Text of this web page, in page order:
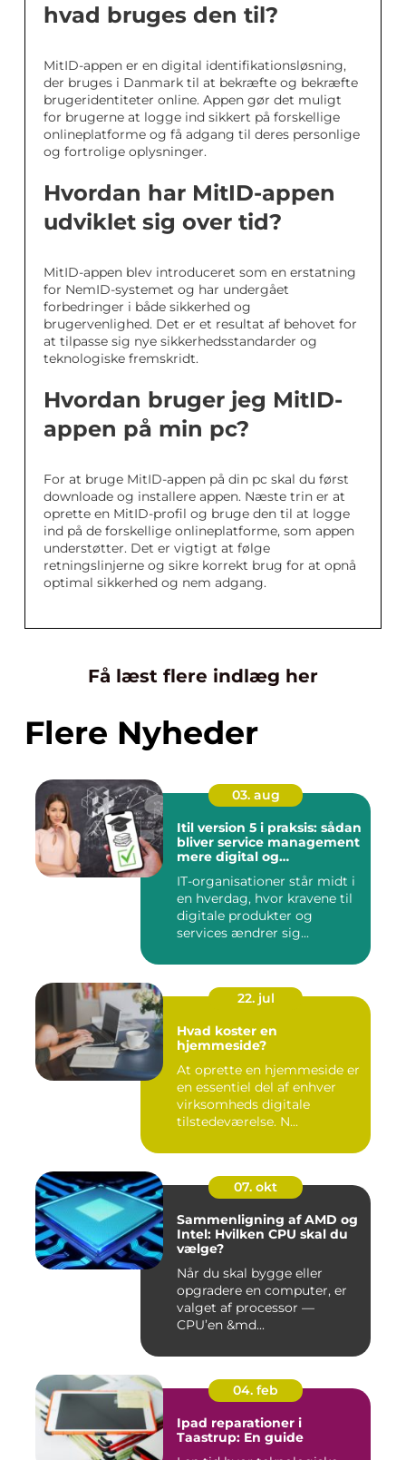
hvad bruges den til?
MitID-appen er en digital identifikationsløsning,
der bruges i Danmark til at bekræfte og bekræfte
brugeridentiteter online. Appen gør det muligt
for brugerne at logge ind sikkert på forskellige
onlineplatforme og få adgang til deres personlige
og fortrolige oplysninger.
Hvordan har MitID-appen
udviklet sig over tid?
MitID-appen blev introduceret som en erstatning
for NemID-systemet og har undergået
forbedringer i både sikkerhed og
brugervenlighed. Det er et resultat af behovet for
at tilpasse sig nye sikkerhedsstandarder og
teknologiske fremskridt.
Hvordan bruger jeg MitID-
appen på min pc?
For at bruge MitID-appen på din pc skal du først
downloade og installere appen. Næste trin er at
oprette en MitID-profil og bruge den til at logge
ind på de forskellige onlineplatforme, som appen
understøtter. Det er vigtigt at følge
retningslinjerne og sikre korrekt brug for at opnå
optimal sikkerhed og nem adgang.
Få læst flere indlæg her
Flere Nyheder
03. aug
Itil version 5 i praksis: sådan
bliver service management
mere digital og
IT-organisationer står midt i
en hverdag, hvor kravene til
digitale produkter og
services ændrer sig...
22. jul
Hvad koster en
hjemmeside?
At oprette en hjemmeside er
en essentiel del af enhver
virksomheds digitale
tilstedeværelse. N...
07. okt
Sammenligning af AMD og
Intel: Hvilken CPU skal du
vælge?
Når du skal bygge eller
opgradere en computer, er
valget af processor —
CPU’en &md...
04. feb
Ipad reparationer i
Taastrup: En guide